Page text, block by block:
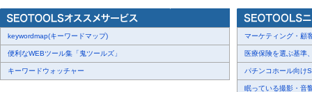
keywordmap(キーワードマップ)
便利なWEBツール集「鬼ツールズ」
キーワードウォッチャー
マーケティング・顧
医療保険を選ぶ基準
パチンコホール向け
眠っている撮影・音